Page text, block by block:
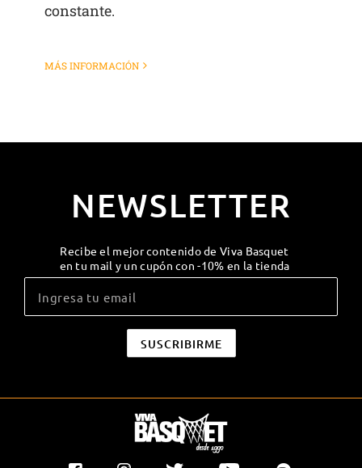
constante.
MÁS INFORMACIÓN
NEWSLETTER
Recibe el mejor contenido de Viva Basquet
en tu mail y un cupón con -10% en la tienda